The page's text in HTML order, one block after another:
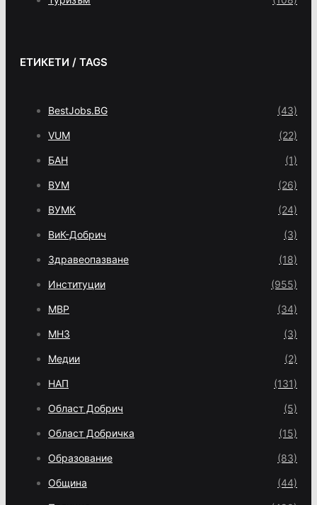
ЕТИКЕТИ / TAGS
BestJobs.BG (43)
VUM (22)
БАН (1)
ВУМ (26)
ВУМК (24)
ВиК-Добрич (3)
Здравеопазване (18)
Институции (955)
МВР (34)
МНЗ (3)
Медии (2)
НАП (131)
Област Добрич (5)
Област Добричка (15)
Образование (83)
Община (44)